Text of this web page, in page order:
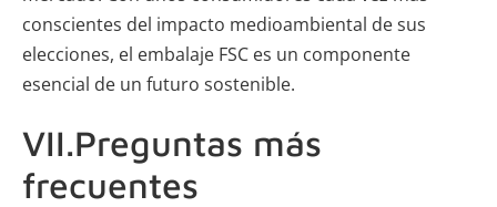
conscientes del impacto medioambiental de sus
elecciones, el embalaje FSC es un componente
esencial de un futuro sostenible.
VII.Preguntas más
frecuentes